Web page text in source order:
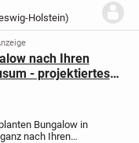
und
Holstein)
nach Ihren
- projektiertes
Bungalow in
nach Ihren